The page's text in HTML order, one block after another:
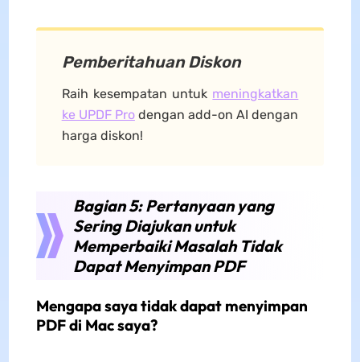
Pemberitahuan Diskon
Raih kesempatan untuk meningkatkan
ke UPDF Prodengan add-on AI dengan
harga diskon!
Bagian 5: Pertanyaan yang
Sering Diajukan untuk
Memperbaiki Masalah Tidak
Dapat Menyimpan PDF
Mengapa saya tidak dapat menyimpan
PDF di Mac saya?